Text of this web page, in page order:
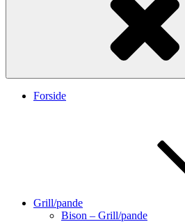
Forside
Grill/pande
Bison – Grill/pande